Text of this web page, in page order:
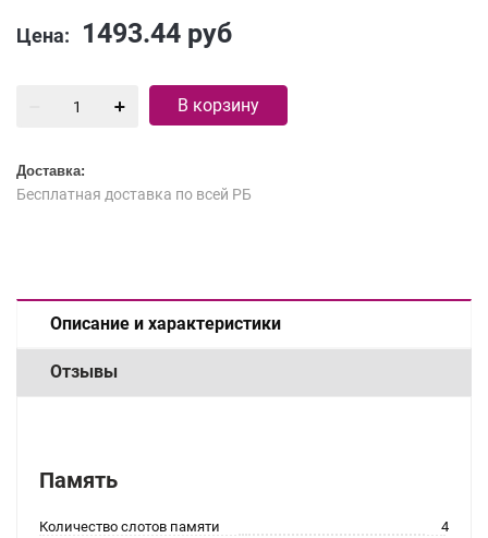
Цена: 1493.44 руб
В корзину
Доставка:
Бесплатная доставка по всей РБ
Описание и характеристики
Отзывы
Память
Количество слотов памяти
4